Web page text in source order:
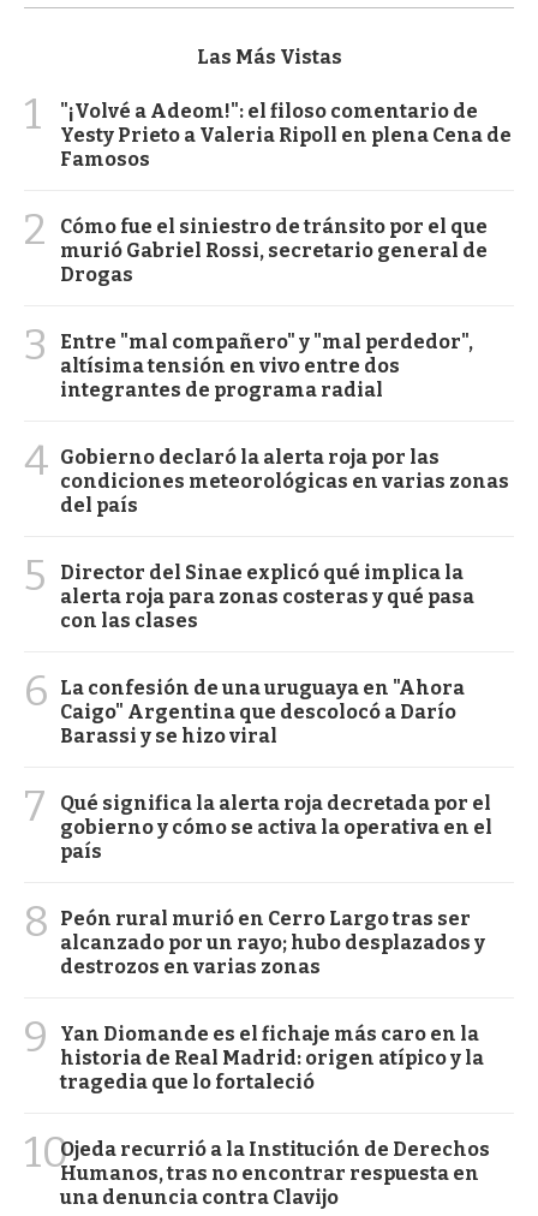
Las Más Vistas
1
"¡Volvé a Adeom!": el filoso comentario de
Yesty Prieto a Valeria Ripoll en plena Cena de
Famosos
2
Cómo fue el siniestro de tránsito por el que
murió Gabriel Rossi, secretario general de
Drogas
3
Entre "mal compañero" y "mal perdedor",
altísima tensión en vivo entre dos
integrantes de programa radial
4 Gobierno declaró la alerta roja por las
condiciones meteorológicas en varias zonas
del país
5
Director del Sinae explicó qué implica la
alerta roja para zonas costeras y qué pasa
con las clases
6
La confesión de una uruguaya en "Ahora
Caigo" Argentina que descolocó a Darío
Barassi y se hizo viral
7
Qué significa la alerta roja decretada por el
gobierno y cómo se activa la operativa en el
país
8
Peón rural murió en Cerro Largo tras ser
alcanzado por un rayo; hubo desplazados y
destrozos en varias zonas
9
Yan Diomande es el fichaje más caro en la
historia de Real Madrid: origen atípico y la
tragedia que lo fortaleció
10Ojeda recurrió a la Institución de Derechos
Humanos, tras no encontrar respuesta en
una denuncia contra Clavijo